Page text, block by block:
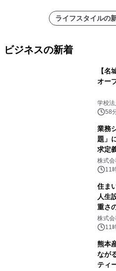
ライフスタイルの
ビジネスの新着
【名
オー
学校
58
業務
題」
求定
ー】
株式会
11
住ま
人生
重さ
株式
11
熊本
なが
ティ